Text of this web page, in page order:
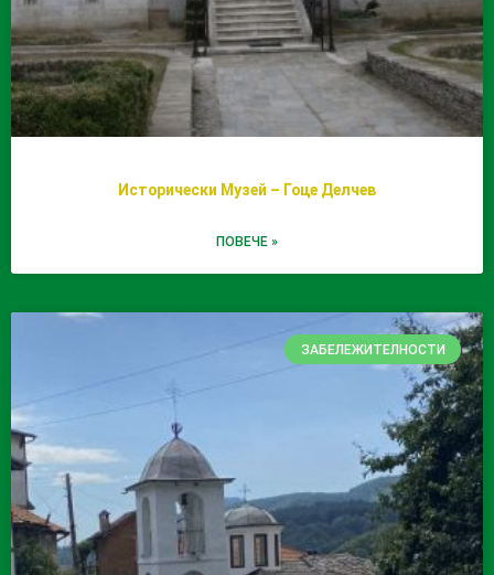
Исторически Музей – Гоце Делчев
ПОВЕЧЕ »
ЗАБЕЛЕЖИТЕЛНОСТИ